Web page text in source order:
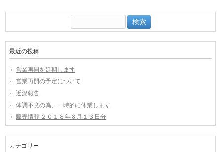
索:
最近の投稿
営業再開を延期します
営業再開の予定について
近況報告
体調不良の為、一時的に休業します
販売情報 ２０１８年８月１３日分
カテゴリー